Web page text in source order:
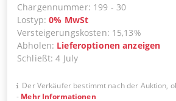
Chargennummer: 199 - 30
Lostyp:0% MwSt
Versteigerungskosten: 15,13%
Abholen: Lieferoptionen anzeigen
Schließt:4 July
Der Verkäufer bestimmt nach der Auktion,
- Mehr Informationen